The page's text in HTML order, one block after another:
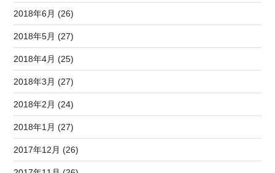
2018年6月 (26)
2018年5月 (27)
2018年4月 (25)
2018年3月 (27)
2018年2月 (24)
2018年1月 (27)
2017年12月 (26)